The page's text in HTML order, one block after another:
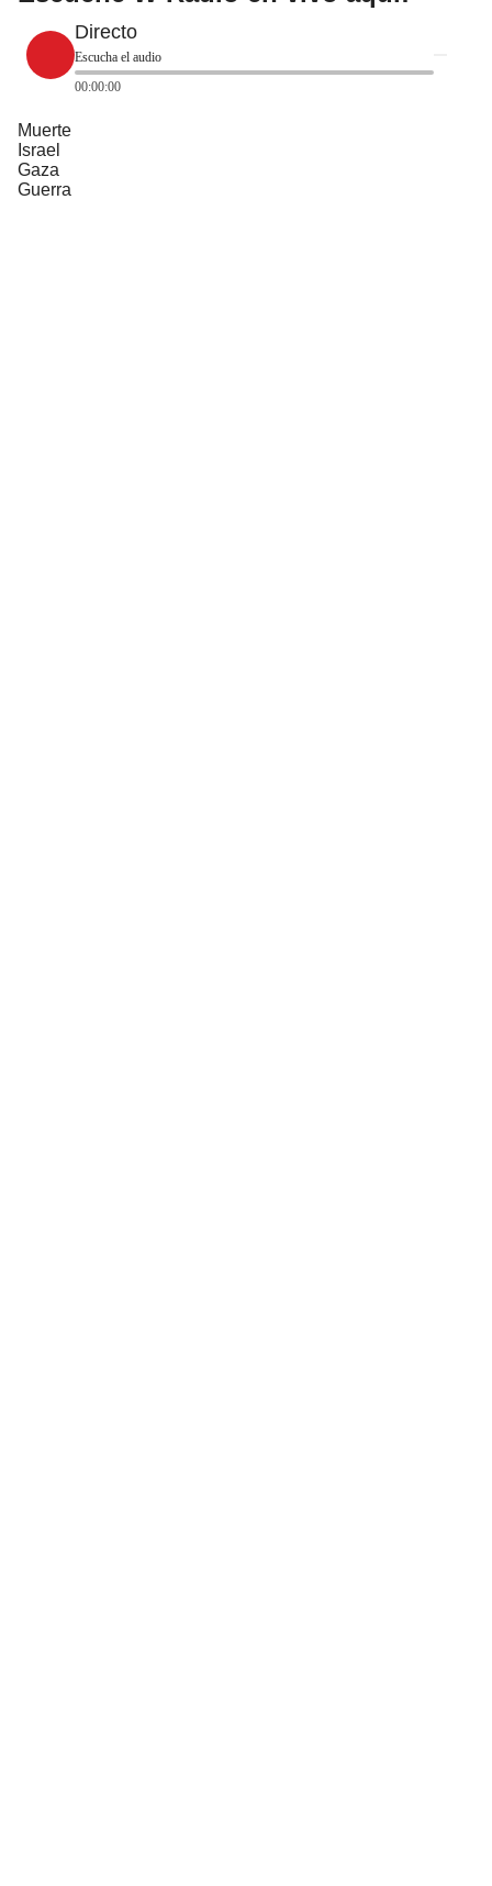
Directo
Escucha el audio
00:00:00
Muerte
Israel
Gaza
Guerra